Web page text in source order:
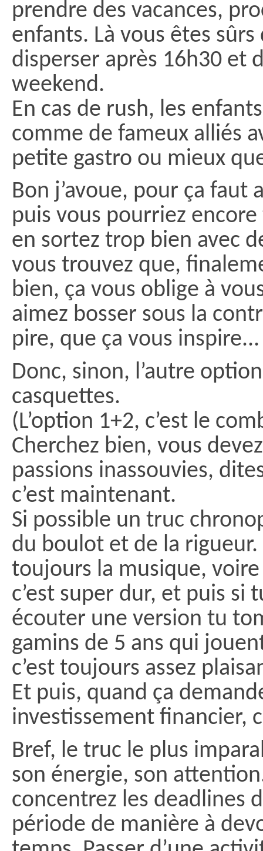
prendre des vacances,
enfants. Là vous êtes sûrs
disperser après 16h30 et
weekend.
En cas de rush, les
comme de fameux alliés
petite gastro ou mieux
Bon j’avoue, pour ça faut
puis vous pourriez
en sortez trop bien avec
vous trouvez que,
bien, ça vous oblige à
aimez bosser sous la
pire, que ça vous inspire...
Donc, sinon, l’autre
casquettes.
(L’option 1+2, c’est le
Cherchez bien, vous
passions inassouvies,
c’est maintenant.
Si possible un truc
du boulot et de la
toujours la musique,
c’est super dur, et puis si
écouter une version tu
gamins de 5 ans qui
c’est toujours assez
Et puis, quand ça
investissement financier,
Bref, le truc le plus
son énergie, son
concentrez les deadlines
période de manière à